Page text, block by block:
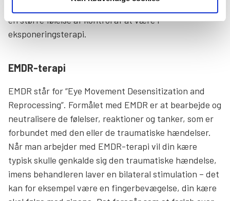
PTSD oplever, at deres angst bliver mindre og de får
en større følelse af kontrol af at være i
eksponeringsterapi.
EMDR-terapi
EMDR står for “Eye Movement Desensitization and
Reprocessing”. Formålet med EMDR er at bearbejde og
neutralisere de følelser, reaktioner og tanker, som er
forbundet med den eller de traumatiske hændelser.
Når man arbejder med EMDR-terapi vil din kære
typisk skulle genkalde sig den traumatiske hændelse,
imens behandleren laver en bilateral stimulation – det
kan for eksempel være en fingerbevægelse, din kære